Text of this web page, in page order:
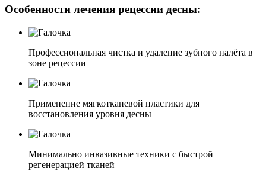
Особенности лечения рецессии десны:
Профессиональная чистка и удаление зубного налёта в
зоне рецессии
Применение мягкотканевой пластики для
восстановления уровня десны
Минимально инвазивные техники с быстрой
регенерацией тканей